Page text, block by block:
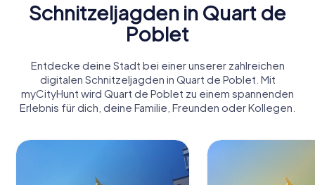
Schnitzeljagden in Quart de
Poblet
Entdecke deine Stadt bei einer unserer zahlreichen
digitalen Schnitzeljagden in Quart de Poblet. Mit
myCityHunt wird Quart de Poblet zu einem spannenden
Erlebnis für dich, deine Familie, Freunden oder Kollegen.